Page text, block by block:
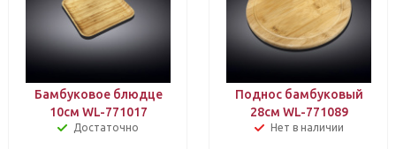
Бамбуковое блюдце
10см WL-771017
Достаточно
Поднос бамбуковый
28см WL-771089
Нет в наличии